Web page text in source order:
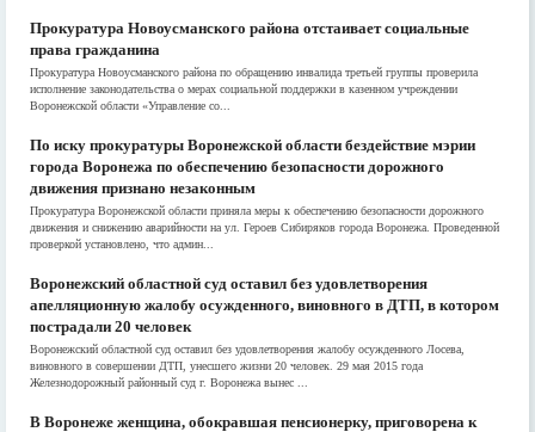
Прокуратура Новоусманского района отстаивает социальные
права гражданина
Прокуратура Новоусманского района по обращению инвалида третьей группы проверила
исполнение законодательства о мерах социальной поддержки в казенном учреждении
Воронежской области «Управление со...
По иску прокуратуры Воронежской области бездействие мэрии
города Воронежа по обеспечению безопасности дорожного
движения признано незаконным
Прокуратура Воронежской области приняла меры к обеспечению безопасности дорожного
движения и снижению аварийности на ул. Героев Сибиряков города Воронежа. Проведенной
проверкой установлено, что админ...
Воронежский областной суд оставил без удовлетворения
апелляционную жалобу осужденного, виновного в ДТП, в котором
пострадали 20 человек
Воронежский областной суд оставил без удовлетворения жалобу осужденного Лосева,
виновного в совершении ДТП, унесшего жизни 20 человек. 29 мая 2015 года
Железнодорожный районный суд г. Воронежа вынес ...
В Воронеже женщина, обокравшая пенсионерку, приговорена к